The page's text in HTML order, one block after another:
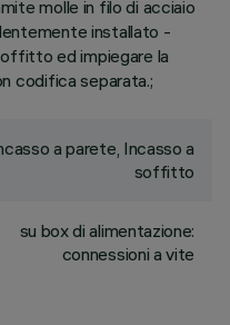
molle in filo di acciaio
installato -
ed impiegare la
codifica separata.;
a parete, Incasso a
soffitto
su box di alimentazione:
connessioni a vite